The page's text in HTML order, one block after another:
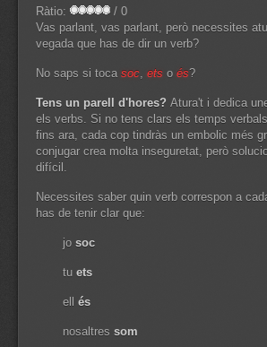
Ràtio:
/ 0
Vas parlant, vas parlant, però necessites
vegada que has de dir un verb?
No saps si toca soc, ets o és?
Tens un parell d'hores? Atura't i dedica
els verbs. Si no tens clars els temps
fins ara, cada cop tindràs un embolic més
conjugar crea molta inseguretat, però
difícil.
Necessites saber quin verb correspon a
has de tenir clar que:
jo soc
tu ets
ell és
nosaltres som